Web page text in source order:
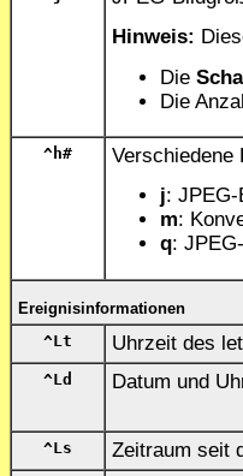
Hinweis:
Die
Die
^h# Verschiedene
j:
m:
q:
Ereignisinformationen
^Lt
Uhrzeit des
^Ld Datum und
^Ls Zeitraum seit